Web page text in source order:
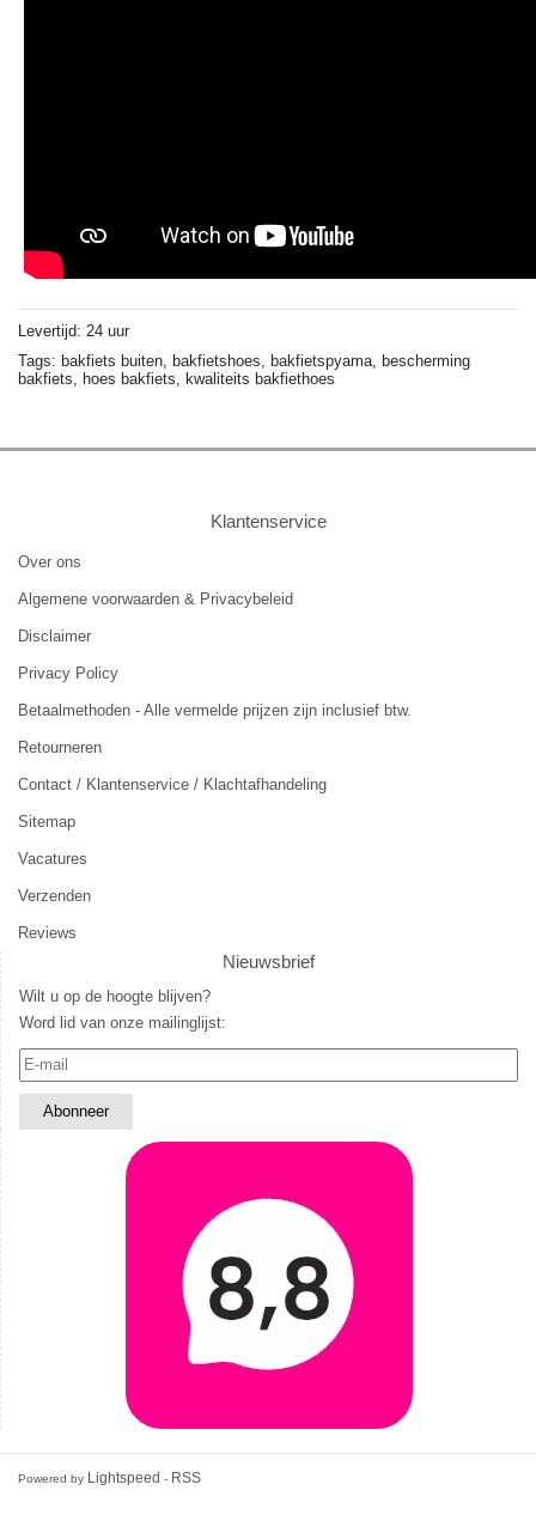
Levertijd: 24 uur
Tags: bakfiets buiten, bakfietshoes, bakfietspyama, bescherming
bakfiets, hoes bakfiets, kwaliteits bakfiethoes
Klantenservice
Over ons
Algemene voorwaarden & Privacybeleid
Disclaimer
Privacy Policy
Betaalmethoden - Alle vermelde prijzen zijn inclusief btw.
Retourneren
Contact / Klantenservice / Klachtafhandeling
Sitemap
Vacatures
Verzenden
Reviews
Nieuwsbrief
Wilt u op de hoogte blijven?
Word lid van onze mailinglijst:
Powered by Lightspeed - RSS